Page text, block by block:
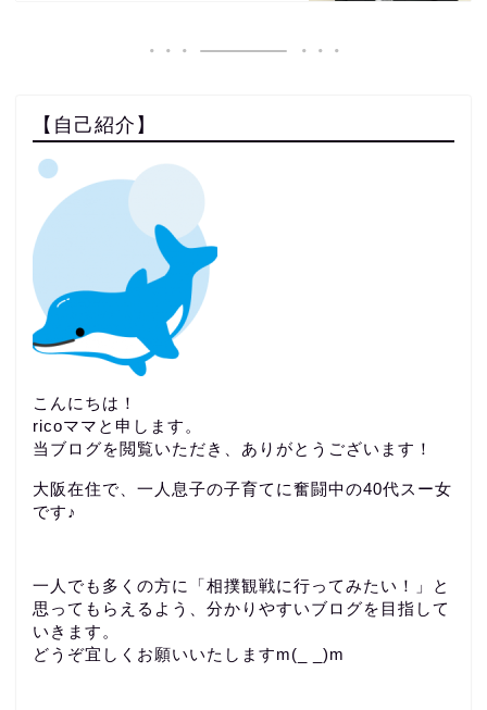
【自己紹介】
こんにちは！
ricoママと申します。
当ブログを閲覧いただき、ありがとうございます！
大阪在住で、一人息子の子育てに奮闘中の40代スー女
です♪
一人でも多くの方に「相撲観戦に行ってみたい！」と
思ってもらえるよう、分かりやすいブログを目指して
いきます。
どうぞ宜しくお願いいたしますm(_ _)m